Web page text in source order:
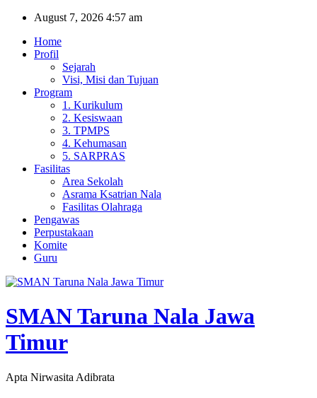
Skip
content
August 7, 2026 4:57 am
Home
Profil
Sejarah
Visi, Misi dan Tujuan
Program
1. Kurikulum
2. Kesiswaan
3. TPMPS
4. Kehumasan
5. SARPRAS
Fasilitas
Area Sekolah
Asrama Ksatrian Nala
Fasilitas Olahraga
Pengawas
Perpustakaan
Komite
Guru
SMAN Taruna Nala Jawa
Timur
Apta Nirwasita Adibrata